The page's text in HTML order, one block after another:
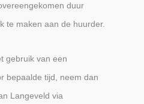
duur
te maken aan de huurder.
gebruik van een
bepaalde tijd, neem dan
Langeveld via